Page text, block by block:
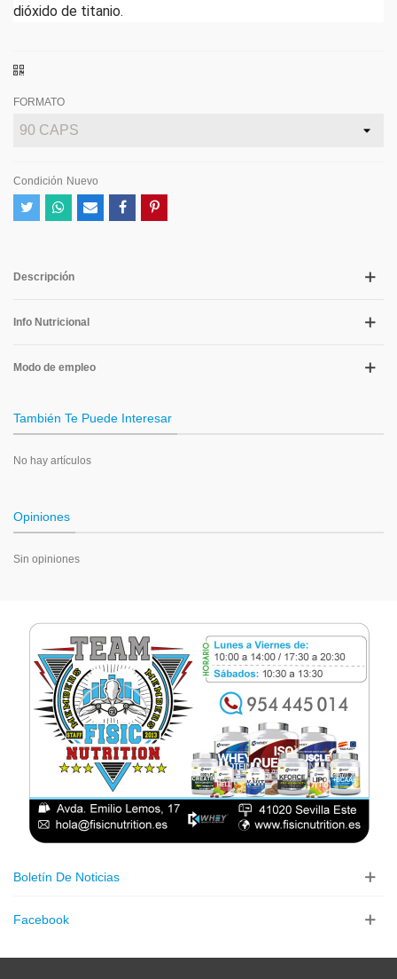
dióxido de titanio.
FORMATO
Condición Nuevo
Descripción
Info Nutricional
Modo de empleo
También Te Puede Interesar
No hay artículos
Opiniones
Sin opiniones
Boletín De Noticias
Facebook